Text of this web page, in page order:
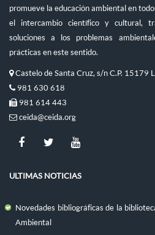
promueve la educación ambiental en
el intercambio científico y cultural,
soluciones a los problemas
prácticas en este sentido.
Castelo de Santa Cruz, s/n C.P. 15179
981 630 618
981 614 443
ceida@ceida.org
ULTIMAS NOTICIAS
Novedades bibliográficas de la
Ambiental